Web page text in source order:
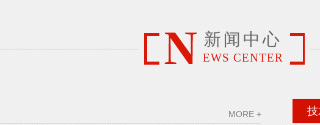
新闻中心
EWS CENTER
MORE +